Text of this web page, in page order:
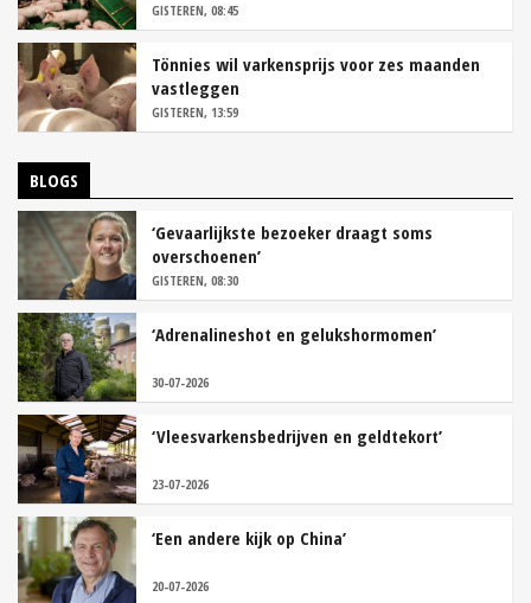
GISTEREN, 08:45
Tönnies wil varkensprijs voor zes maanden
vastleggen
GISTEREN, 13:59
BLOGS
‘Gevaarlijkste bezoeker draagt soms
overschoenen’
GISTEREN, 08:30
‘Adrenalineshot en gelukshormomen’
30-07-2026
‘Vleesvarkensbedrijven en geldtekort’
23-07-2026
‘Een andere kijk op China’
20-07-2026